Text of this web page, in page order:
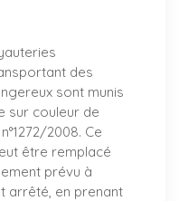
des
sont munis
sur couleur de
2008. Ce
être remplacé
prévu à
arrêté, en prenant